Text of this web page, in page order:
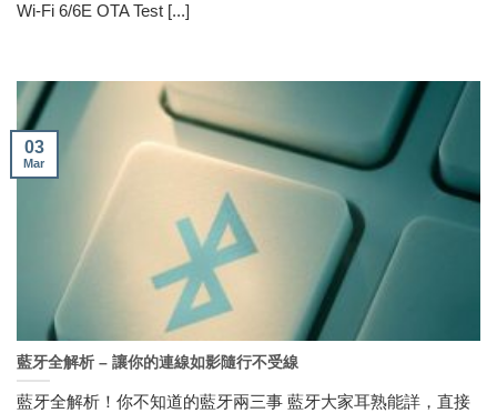
Wi-Fi 6/6E OTA Test [...]
藍牙全解析 – 讓你的連線如影隨行不受線
藍牙全解析！你不知道的藍牙兩三事 藍牙大家耳熟能詳，直接
03
Mar